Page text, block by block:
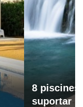
8 piscines
suportar